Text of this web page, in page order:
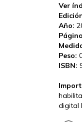
Ver
Año:
Peso:
ISBN:
digital